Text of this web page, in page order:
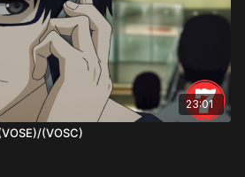
23:01
(VOSC)